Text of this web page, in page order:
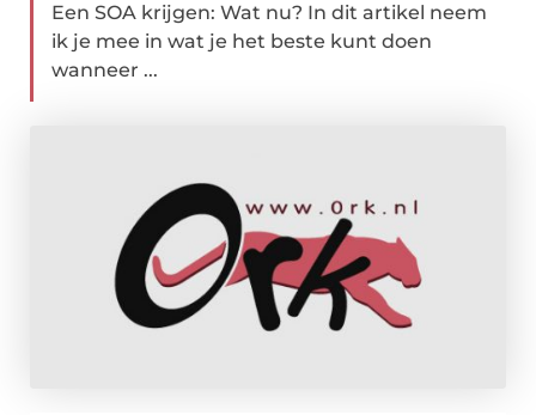
Een SOA krijgen: Wat nu? In dit artikel neem
ik je mee in wat je het beste kunt doen
wanneer ...